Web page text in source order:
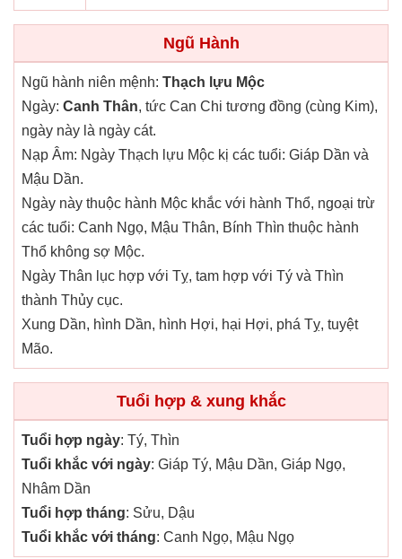
Ngũ Hành
Ngũ hành niên mệnh: Thạch lựu Mộc
Ngày: Canh Thân, tức Can Chi tương đồng (cùng Kim),
ngày này là ngày cát.
Nạp Âm: Ngày Thạch lựu Mộc kị các tuổi: Giáp Dần và
Mậu Dần.
Ngày này thuộc hành Mộc khắc với hành Thổ, ngoại trừ
các tuổi: Canh Ngọ, Mậu Thân, Bính Thìn thuộc hành
Thổ không sợ Mộc.
Ngày Thân lục hợp với Tỵ, tam hợp với Tý và Thìn
thành Thủy cục.
Xung Dần, hình Dần, hình Hợi, hại Hợi, phá Tỵ, tuyệt
Mão.
Tuổi hợp & xung khắc
Tuổi hợp ngày: Tý, Thìn
Tuổi khắc với ngày: Giáp Tý, Mậu Dần, Giáp Ngọ,
Nhâm Dần
Tuổi hợp tháng: Sửu, Dậu
Tuổi khắc với tháng: Canh Ngọ, Mậu Ngọ